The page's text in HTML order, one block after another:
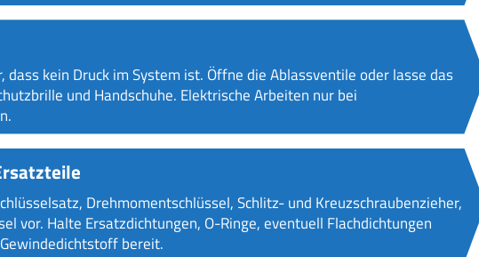
dass kein Druck im System ist. Öffne die Ablassventile oder lasse das
und Handschuhe. Elektrische Arbeiten nur bei
Drehmomentschlüssel, Schlitz- und Kreuzschraubenzieher,
vor. Halte Ersatzdichtungen, O-Ringe, eventuell Flachdichtungen
bereit.